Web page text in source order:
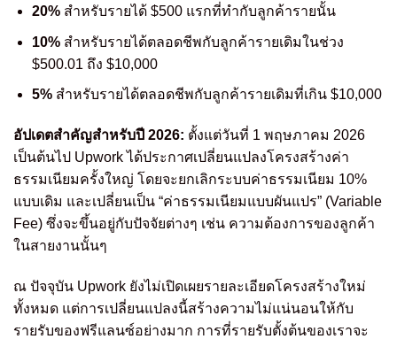
20%สำหรับรายได้ $500 แรกที่ทำกับลูกค้ารายนั้น
10%สำหรับรายได้ตลอดชีพกับลูกค้ารายเดิมในช่วง
$500.01 ถึง $10,000
5%สำหรับรายได้ตลอดชีพกับลูกค้ารายเดิมที่เกิน $10,000
อัปเดตสำคัญสำหรับปี 2026: ตั้งแต่วันที่ 1 พฤษภาคม 2026
เป็นต้นไป Upwork ได้ประกาศเปลี่ยนแปลงโครงสร้างค่า
ธรรมเนียมครั้งใหญ่ โดยจะยกเลิกระบบค่าธรรมเนียม 10%
แบบเดิม และเปลี่ยนเป็น “ค่าธรรมเนียมแบบผันแปร” (Variable
Fee) ซึ่งจะขึ้นอยู่กับปัจจัยต่างๆ เช่น ความต้องการของลูกค้า
ในสายงานนั้นๆ
ณ ปัจจุบัน Upwork ยังไม่เปิดเผยรายละเอียดโครงสร้างใหม่
ทั้งหมด แต่การเปลี่ยนแปลงนี้สร้างความไม่แน่นอนให้กับ
รายรับของฟรีแลนซ์อย่างมาก การที่รายรับตั้งต้นของเราจะ